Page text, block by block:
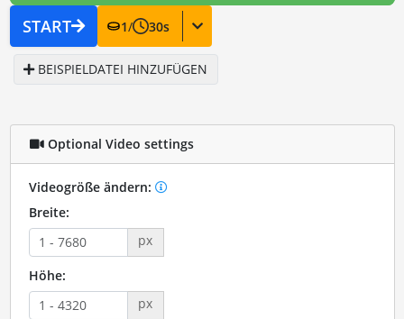
START 1/ 30s
BEISPIELDATEI HINZUFÜGEN
Optional Video settings
Videogröße ändern:
Breite:
px
Höhe:
px